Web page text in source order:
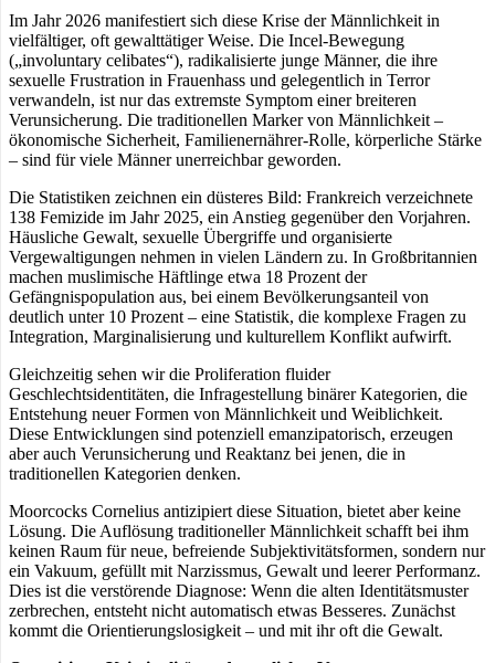
Im Jahr 2026 manifestiert sich diese Krise der Männlichkeit in
vielfältiger, oft gewalttätiger Weise. Die Incel-Bewegung
(„involuntary celibates“), radikalisierte junge Männer, die ihre
sexuelle Frustration in Frauenhass und gelegentlich in Terror
verwandeln, ist nur das extremste Symptom einer breiteren
Verunsicherung. Die traditionellen Marker von Männlichkeit –
ökonomische Sicherheit, Familienernährer-Rolle, körperliche Stärke
– sind für viele Männer unerreichbar geworden.
Die Statistiken zeichnen ein düsteres Bild: Frankreich verzeichnete
138 Femizide im Jahr 2025, ein Anstieg gegenüber den Vorjahren.
Häusliche Gewalt, sexuelle Übergriffe und organisierte
Vergewaltigungen nehmen in vielen Ländern zu. In Großbritannien
machen muslimische Häftlinge etwa 18 Prozent der
Gefängnispopulation aus, bei einem Bevölkerungsanteil von
deutlich unter 10 Prozent – eine Statistik, die komplexe Fragen zu
Integration, Marginalisierung und kulturellem Konflikt aufwirft.
Gleichzeitig sehen wir die Proliferation fluider
Geschlechtsidentitäten, die Infragestellung binärer Kategorien, die
Entstehung neuer Formen von Männlichkeit und Weiblichkeit.
Diese Entwicklungen sind potenziell emanzipatorisch, erzeugen
aber auch Verunsicherung und Reaktanz bei jenen, die in
traditionellen Kategorien denken.
Moorcocks Cornelius antizipiert diese Situation, bietet aber keine
Lösung. Die Auflösung traditioneller Männlichkeit schafft bei ihm
keinen Raum für neue, befreiende Subjektivitätsformen, sondern nur
ein Vakuum, gefüllt mit Narzissmus, Gewalt und leerer Performanz.
Dies ist die verstörende Diagnose: Wenn die alten Identitätsmuster
zerbrechen, entsteht nicht automatisch etwas Besseres. Zunächst
kommt die Orientierungslosigkeit – und mit ihr oft die Gewalt.